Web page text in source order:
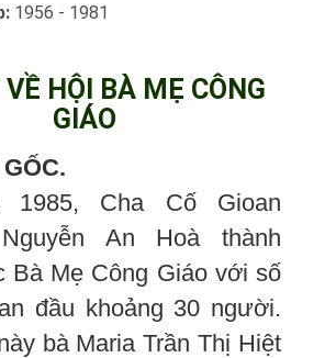
1956 - 1981
HỘI BÀ MẸ CÔNG
GIÁO
1985, Cha Cố Gioan
An Hoà thành
Bà Mẹ Công Giáo với số
đầu khoảng 30 người.
bà Maria Trần Thị Hiệt